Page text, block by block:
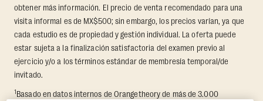
obtener más información. El precio de venta recomendado para una
visita informal es de MX$500; sin embargo, los precios varían, ya que
cada estudio es de propiedad y gestión individual. La oferta puede
estar sujeta a la finalización satisfactoria del examen previo al
ejercicio y/o a los términos estándar de membresía temporal/de
invitado.
1Basado en datos internos de Orangetheory de más de 3.000